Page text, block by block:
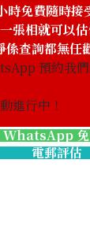
Maple Leaf
時免費隨時接
一張相就可以估
係查詢都無任
預約我們
進行中！
WhatsApp 免
電郵評估